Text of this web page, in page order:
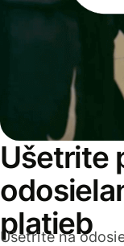
Ušetrite
platieb
Ušetrite na